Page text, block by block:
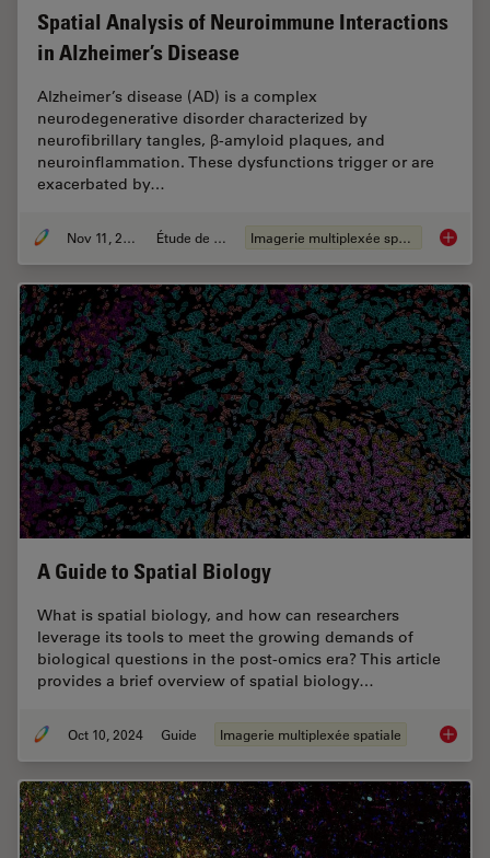
Spatial Analysis of Neuroimmune Interactions
in Alzheimer’s Disease
Alzheimer’s disease (AD) is a complex
neurodegenerative disorder characterized by
neurofibrillary tangles, β-amyloid plaques, and
neuroinflammation. These dysfunctions trigger or are
exacerbated by…
Nov 11, 2024 Étude de cas Imagerie multiplexée spatiale Spatial
A Guide to Spatial Biology
What is spatial biology, and how can researchers
leverage its tools to meet the growing demands of
biological questions in the post-omics era? This article
provides a brief overview of spatial biology…
Oct 10, 2024 Guide Imagerie multiplexée spatiale A